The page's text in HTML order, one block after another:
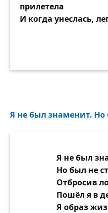
прилетела
И когда унеслась,
Я не был знаменит. Но
Я не был
Но был не
Отбросив
Пошёл я в
Я образ